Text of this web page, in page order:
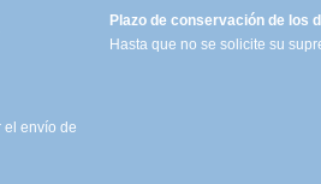
el envío de
Plazo de conservación de los
Hasta que no se solicite su